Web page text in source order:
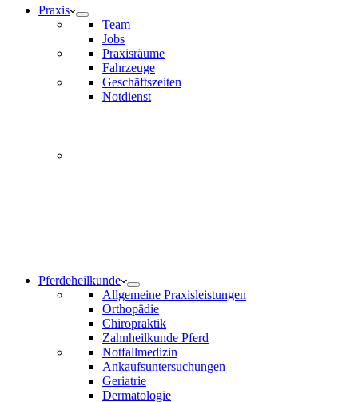
Praxis
Team
Jobs
Praxisräume
Fahrzeuge
Geschäftszeiten
Notdienst
Pferdeheilkunde
Allgemeine Praxisleistungen
Orthopädie
Chiropraktik
Zahnheilkunde Pferd
Notfallmedizin
Ankaufsuntersuchungen
Geriatrie
Dermatologie